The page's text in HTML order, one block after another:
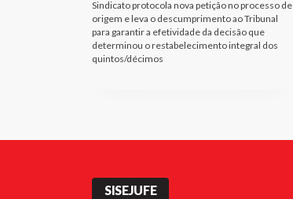
Sindicato protocola nova petição no processo de
origem e leva o descumprimento ao Tribunal
para garantir a efetividade da decisão que
determinou o restabelecimento integral dos
quintos/décimos
SISEJUFE